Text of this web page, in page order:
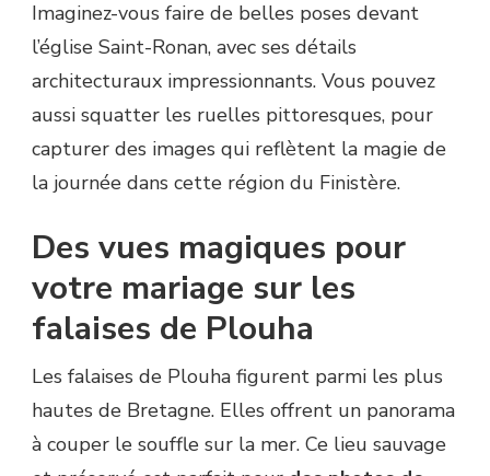
Imaginez-vous faire de belles poses devant
l’église Saint-Ronan, avec ses détails
architecturaux impressionnants. Vous pouvez
aussi squatter les ruelles pittoresques, pour
capturer des images qui reflètent la magie de
la journée dans cette région du Finistère.
Des vues magiques pour
votre mariage sur les
falaises de Plouha
Les falaises de Plouha figurent parmi les plus
hautes de Bretagne. Elles offrent un panorama
à couper le souffle sur la mer. Ce lieu sauvage